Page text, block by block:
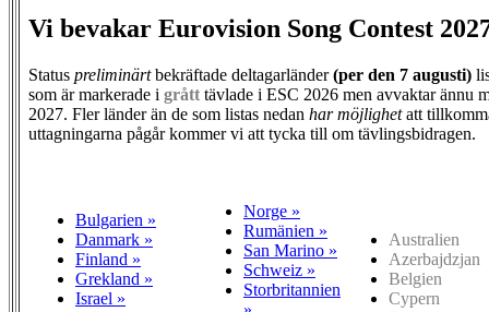
Vi bevakar Eurovision Song Contest
Status preliminärtbekräftade deltagarländer(per den 7 augusti)
som är markerade i grått tävlade i ESC 2026 men avvaktar ännu
2027. Fler länder än de som listas nedan har möjlighetatt
uttagningarna pågår kommer vi att tycka till om tävlingsbidragen.
Bulgarien »
Danmark »
Finland »
Grekland »
Israel »
Norge »
Rumänien »
San Marino »
Schweiz »
Storbritannien
Australien
Azerbajdzjan
Belgien
Cypern